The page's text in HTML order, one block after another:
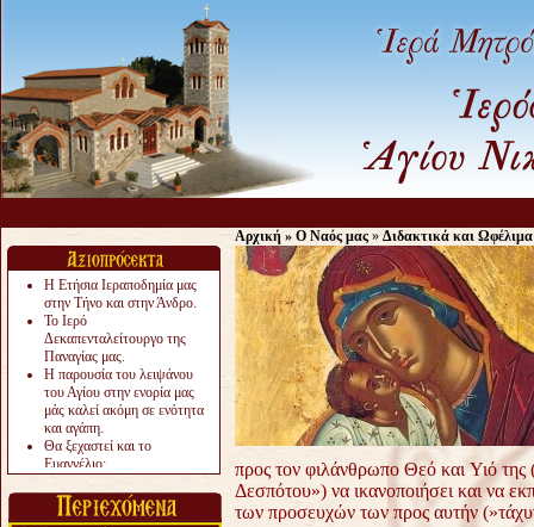
Η Ετήσια Ιεραποδημία μας
στην Τήνο και στην Άνδρο.
Το Ιερό
Δεκαπενταλείτουργο της
Παναγίας μας.
Η παρουσία του λειψάνου
του Αγίου στην ενορία μας
μάς καλεί ακόμη σε ενότητα
και αγάπη.
Θα ξεχαστεί και το
Ευαγγέλιο;
«πολύ αργά».
Ζητείται....
Αρχική » Ο Ναός μας » Διδακτικά και Ωφέλιμα
προς τον φιλάνθρωπο Θεό και Υιό της
Δεσπότου») να ικανοποιήσει και να
των προσευχών των προς αυτήν